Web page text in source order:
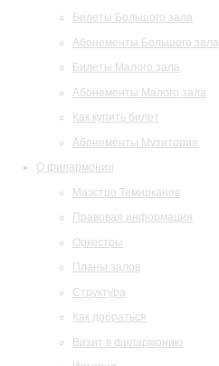
Билеты Большого зала
Абонементы Большого зала
Билеты Малого зала
Абонементы Малого зала
Как купить билет
Абонементы Музитория
О филармонии
Маэстро Темирканов
Правовая информация
Оркестры
Планы залов
Структура
Как добраться
Визит в филармонию